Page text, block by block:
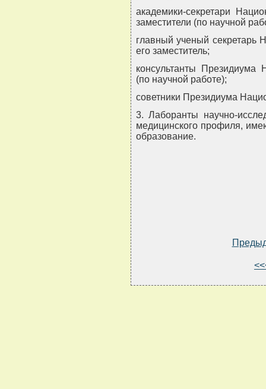
академики-секретари
заместители (по научной
главный ученый секретарь
его заместитель;
консультанты Президиума
(по научной работе);
советники Президиума
3. Лаборанты научно-
медицинского профиля,
образование.